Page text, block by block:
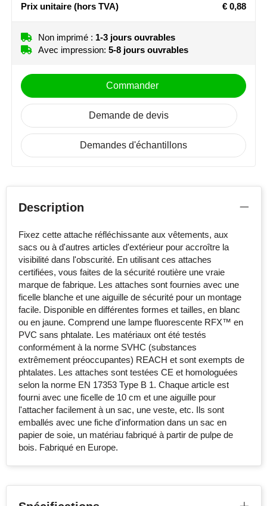
STORMaxi
TACX
The One Towelling
Victorinox
Waterman
Prix unitaire (hors TVA) € 0,88
Non imprimé : 1-3 jours ouvrables
Avec impression: 5-8 jours ouvrables
Commander
Demande de devis
Demandes d'échantillons
Description
Fixez cette attache réfléchissante aux vêtements, aux
sacs ou à d'autres articles d'extérieur pour accroître la
visibilité dans l'obscurité. En utilisant ces attaches
certifiées, vous faites de la sécurité routière une vraie
marque de fabrique. Les attaches sont fournies avec une
ficelle blanche et une aiguille de sécurité pour un montage
facile. Disponible en différentes formes et tailles, en blanc
ou en jaune. Comprend une lampe fluorescente RFX™ en
PVC sans phtalate. Les matériaux ont été testés
conformément à la norme SVHC (substances
extrêmement préoccupantes) REACH et sont exempts de
phtalates. Les attaches sont testées CE et homologuées
selon la norme EN 17353 Type B 1. Chaque article est
fourni avec une ficelle de 10 cm et une aiguille pour
l'attacher facilement à un sac, une veste, etc. Ils sont
emballés avec une fiche d'information dans un sac en
papier de soie, un matériau fabriqué à partir de pulpe de
bois. Fabriqué en Europe.